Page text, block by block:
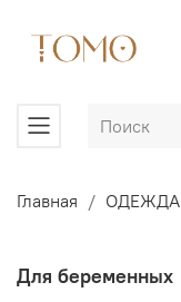
Главная ОДЕЖДА
Для беременных